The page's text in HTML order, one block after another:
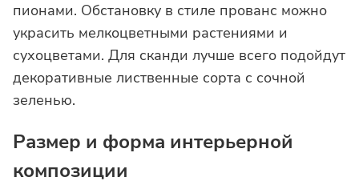
пионами. Обстановку в стиле прованс можно
украсить мелкоцветными растениями и
сухоцветами. Для сканди лучше всего подойдут
декоративные лиственные сорта с сочной
зеленью.
Размер и форма интерьерной
композиции